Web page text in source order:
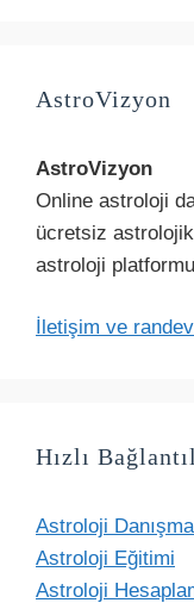
AstroVizyon
AstroVizyon
Online astroloji
ücretsiz
astroloji
İletişim ve
Hızlı
Astroloji
Astroloji Eğitimi
Astroloji